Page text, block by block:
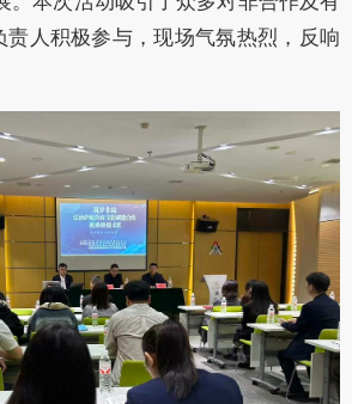
责人积极参与，现场气氛热烈，反响